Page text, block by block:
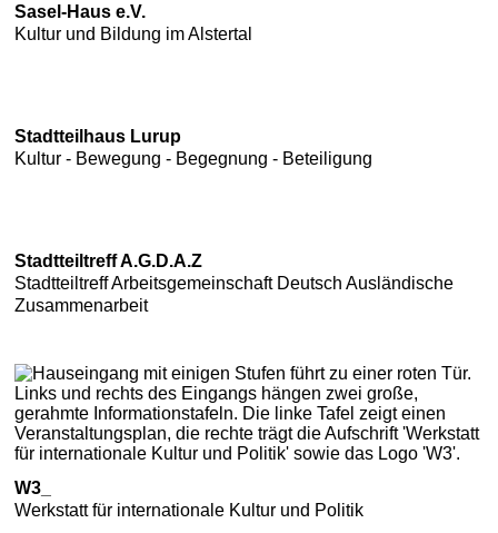
Sasel-Haus e.V.
Kultur und Bildung im Alstertal
Stadtteilhaus Lurup
Kultur - Bewegung - Begegnung - Beteiligung
Stadtteiltreff A.G.D.A.Z
Stadtteiltreff Arbeitsgemeinschaft Deutsch Ausländische
Zusammenarbeit
W3_
Werkstatt für internationale Kultur und Politik